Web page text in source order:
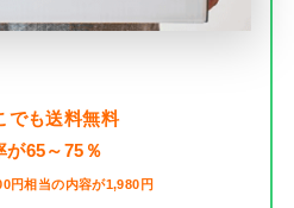
でも送料無料
が65～75％
円相当の内容が1,980円